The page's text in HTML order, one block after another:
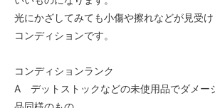
光にかざしてみても小傷や擦れなどが見受
コンディションです。
コンディションランク
A デットストックなどの未使用品でダメー